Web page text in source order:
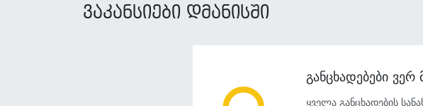
ვაკანსიები დმანისში
განცხადებები ვერ
ყველა განცხადების